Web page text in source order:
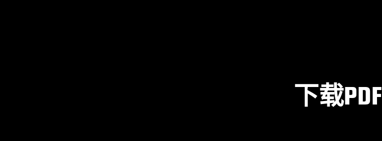
下载PDF